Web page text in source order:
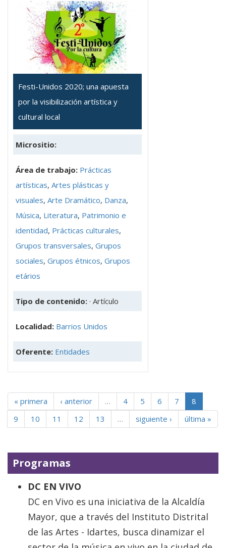
Festi-Unidos 2020; una apuesta
por la visibilización artística y
cultural local
Micrositio:
Área de trabajo: Prácticas
artísticas, Artes plásticas y
visuales, Arte Dramático, Danza,
Música, Literatura, Patrimonio e
identidad, Prácticas culturales,
Grupos transversales, Grupos
sociales, Grupos étnicos, Grupos
etários
Tipo de contenido: · Artículo
Localidad: Barrios Unidos
Oferente: Entidades
« primera ‹ anterior … 4 5 6 7
8
9
10 11 12 13 … siguiente › última »
Programas
DC EN VIVO
DC en Vivo es una iniciativa de la Alcaldía
Mayor, que a través del Instituto Distrital
de las Artes - Idartes, busca dinamizar el